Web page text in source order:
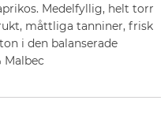
Medelfyllig, helt torr
måttliga tanniner, frisk
i den balanserade
Malbec